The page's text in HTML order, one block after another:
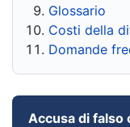
Glossario
Costi della
Domande
Accusa di falso